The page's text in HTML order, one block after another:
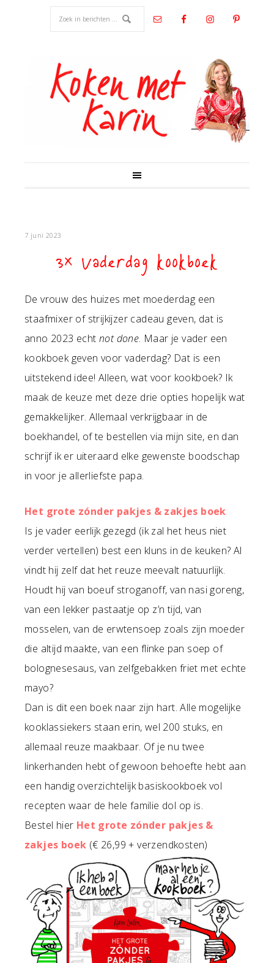
7 juni 2023
3x Vaderdag kookboek
De vrouw des huizes met moederdag een
staafmixer of strijkijzer cadeau geven, dat is
anno 2023 echtnot done. Maar je vader een
kookboek geven voor vaderdag? Dat is een
uitstekend idee! Alleen, wat voor kookboek? Ik
maak de keuze met deze drie opties hopelijk wat
gemakkelijker. Allemaal verkrijgbaar in de
boekhandel, of te bestellen via mijn site, en dan
schrijf ik er uiteraard elke gewenste boodschap
in voor je allerliefste papa.
Het grote zónder pakjes & zakjes boek
Is je vader eerlijk gezegd (ik zal het heus niet
verder vertellen) best een kluns in de keuken? Al
vindt hij zelf dat het reuze meevalt natuurlijk.
Houdt hij van boeuf stroganoff, van nasi goreng,
van een lekker pastaatje op z’n tijd, van
mosselen, van de erwtensoep zoals zijn moeder
die altijd maakte, van een flinke pan soep of
bolognesesaus, van zelfgebakken friet met echte
mayo?
Dan is dit een boek naar zijn hart. Alle mogelijke
kooklassiekers staan erin, wel 200 stuks, en
allemaal reuze maakbaar. Of je nu twee
linkerhanden hebt of gewoon behoefte hebt aan
een handig overzichtelijk basiskookboek vol
recepten waar de hele familie dol op is.
Bestel hier Het grote zónder pakjes &
zakjes boek (€ 26,99 + verzendkosten)